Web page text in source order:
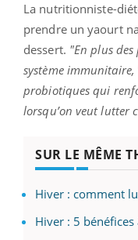
La nutritionniste-
prendre un yaourt
dessert. "En plus
système
probiotiques qui
lorsqu’on veut lutter
SUR LE MÊME
Hiver : comment
Hiver : 5